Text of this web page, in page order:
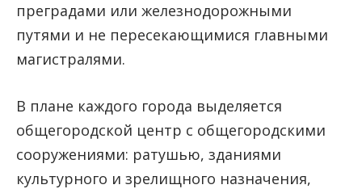
преградами или железнодорожными
путями и не пересекающимися главными
магистралями.
В плане каждого города выделяется
общегородской центр с общегородскими
сооружениями: ратушью, зданиями
культурного и зрелищного назначения,